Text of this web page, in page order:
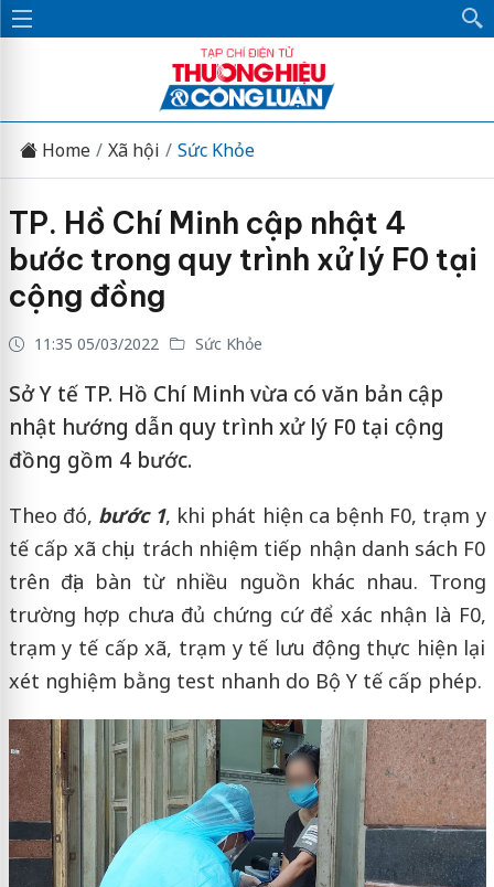
Home Xã hội Sức Khỏe
TP. Hồ Chí Minh cập nhật 4
bước trong quy trình xử lý F0 tại
cộng đồng
11:35 05/03/2022 Sức Khỏe
Sở Y tế TP. Hồ Chí Minh vừa có văn bản cập
nhật hướng dẫn quy trình xử lý F0 tại cộng
đồng gồm 4 bước.
Theo đó, bước 1, khi phát hiện ca bệnh F0, trạm y
tế cấp xã chịu trách nhiệm tiếp nhận danh sách F0
trên địa bàn từ nhiều nguồn khác nhau. Trong
trường hợp chưa đủ chứng cứ để xác nhận là F0,
trạm y tế cấp xã, trạm y tế lưu động thực hiện lại
xét nghiệm bằng test nhanh do Bộ Y tế cấp phép.